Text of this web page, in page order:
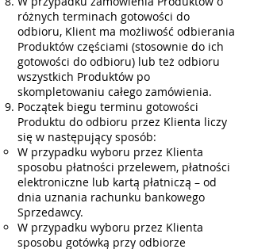
różnych terminach gotowości do
odbioru, Klient ma możliwość odbierania
Produktów częściami (stosownie do ich
gotowości do odbioru) lub też odbioru
wszystkich Produktów po
skompletowaniu całego zamówienia.
Początek biegu terminu gotowości
Produktu do odbioru przez Klienta liczy
się w następujący sposób:
W przypadku wyboru przez Klienta
sposobu płatności przelewem, płatności
elektroniczne lub kartą płatniczą – od
dnia uznania rachunku bankowego
Sprzedawcy.
W przypadku wyboru przez Klienta
sposobu gotówką przy odbiorze